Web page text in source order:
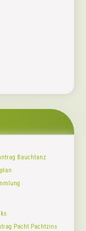
Bauchtanz
Pacht Pachtzins